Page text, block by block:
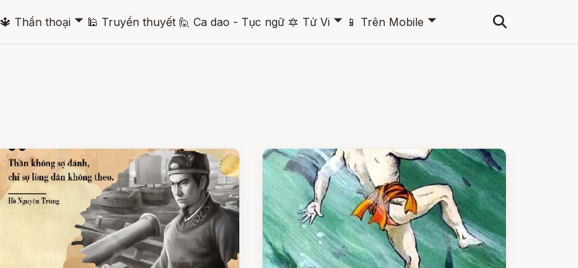
🔱 Thần thoại 🞃 🕌 Truyền thuyết 🙋 Ca dao - Tục ngữ 🔯 Tử Vi 🞃 📱 Trên Mobile 🞃